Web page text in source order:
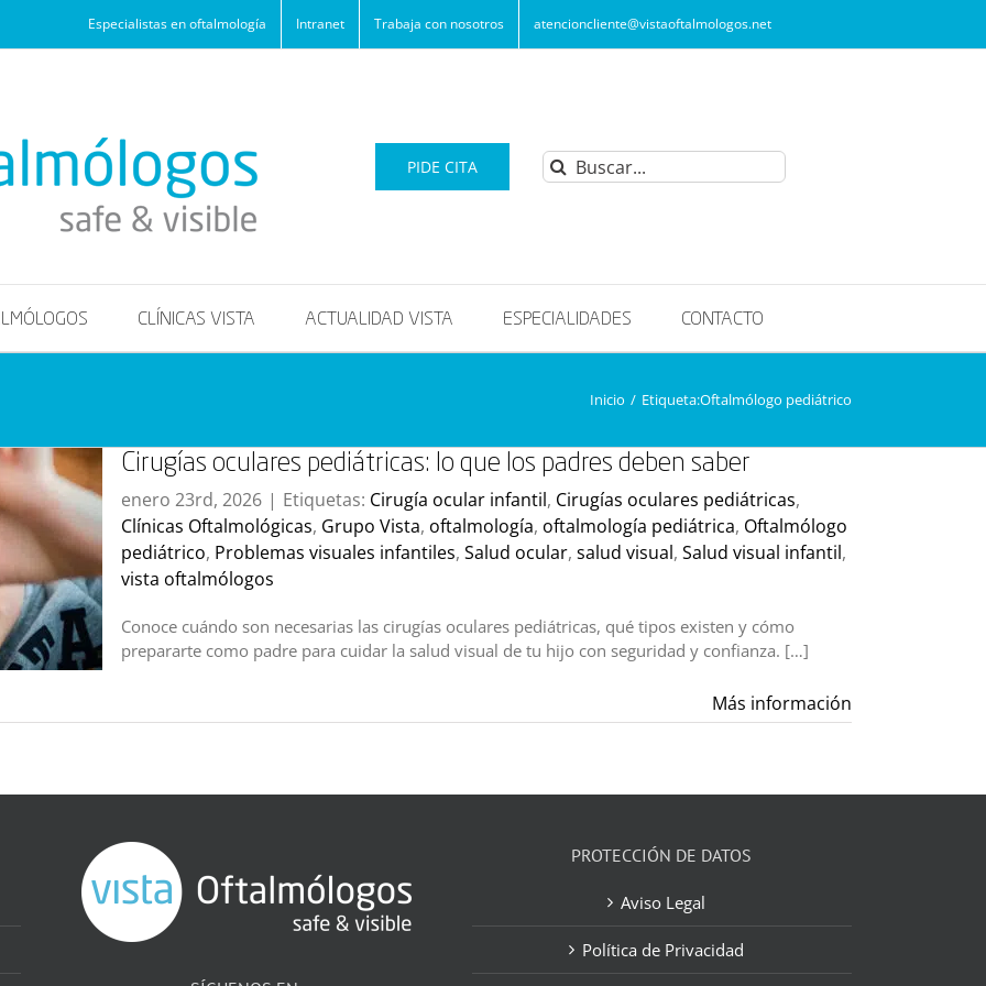
Especialistas en oftalmología Intranet Trabaja con nosotros atencioncliente@vistaoftalmologos.net
PIDE CITA Buscar:
CLÍNICAS VISTA ACTUALIDAD VISTA ESPECIALIDADES CONTACTO
Inicio / Etiqueta:Oftalmólogo pediátrico
Cirugías oculares pediátricas: lo que los padres deben saber
enero 23rd, 2026 | Etiquetas: Cirugía ocular infantil, Cirugías oculares pediátricas,
Clínicas Oftalmológicas, Grupo Vista, oftalmología, oftalmología pediátrica, Oftalmólogo
pediátrico, Problemas visuales infantiles, Salud ocular, salud visual, Salud visual infantil,
vista oftalmólogos
Conoce cuándo son necesarias las cirugías oculares pediátricas, qué tipos existen y cómo
prepararte como padre para cuidar la salud visual de tu hijo con seguridad y confianza. […]
Más información
PROTECCIÓN DE DATOS
Aviso Legal
Política de Privacidad